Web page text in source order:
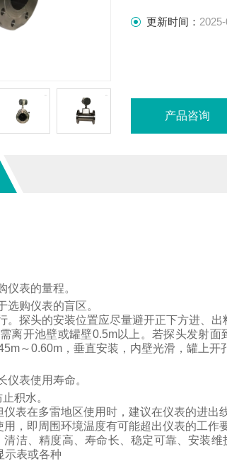
更新时间：
产品咨询
表的量程。
购仪表的盲区。
。 探头的安装位置应尽量避开正下方进、出
离开池壁或罐壁0.5m以上。 若探头发射面
～0.60m ，垂直安装，内壁光滑，罐上开
表使用寿命。
积水。
表在多雷地区使用时，建议在仪表的进出
，即周围环境温度有可能超出仪表的工作
洁、精度高、寿命长、稳定可靠、安装维
示表或各种